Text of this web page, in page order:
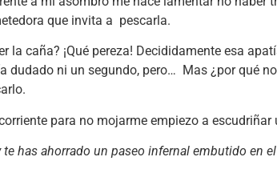
que invita a pescarla.
la caña? ¡Qué pereza! Decididamente esa
dudado ni un segundo, pero… Mas ¿por qué
para no mojarme empiezo a escudriñar
has ahorrado un paseo infernal embutido en